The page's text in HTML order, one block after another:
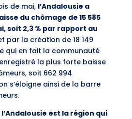
de mai, l’Andalousie a
du chômage de 15 585
soit 2,3 % par rapport au
par la création de 18 149
qui en fait la communauté
la plus forte baisse
soit 662 994
s’éloigne ainsi de la barre
l’Andalousie est la région qui